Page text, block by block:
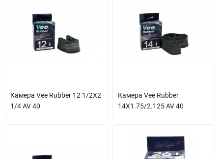
Камера Vee Rubber 12 1/2X2
1/4 AV 40
Камера Vee Rubber
14X1.75/2.125 AV 40